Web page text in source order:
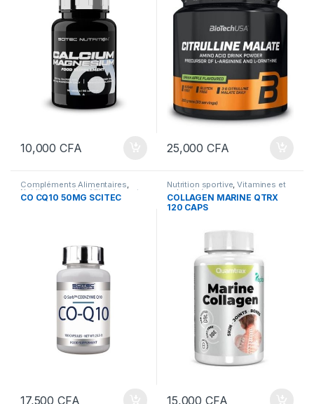
10,000CFA 25,000CFA
Compléments Alimentaires,
Nutrition sportive ,Vitamines et
sels minéraux,Vitamines et sels
CO CQ10 50MG SCITEC
17,500CFA
Nutrition sportive,Vitamines et
sels minéraux
COLLAGEN MARINE QTRX
120 CAPS
15,000CFA